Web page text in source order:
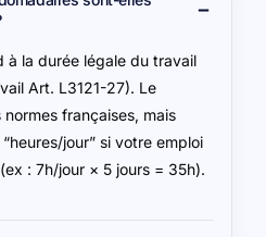
à la durée légale du travail
Art. L3121-27). Le
françaises, mais
jour” si votre emploi
: 7h/jour × 5 jours = 35h).